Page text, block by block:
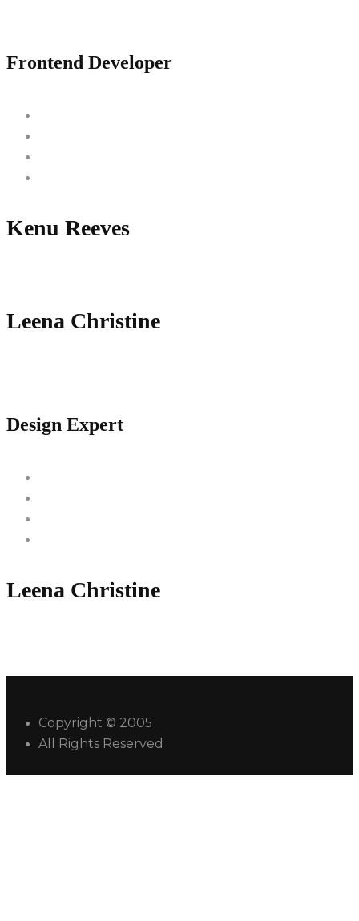
Frontend Developer
Kenu Reeves
Leena Christine
Design Expert
Leena Christine
Copyright © 2005
All Rights Reserved